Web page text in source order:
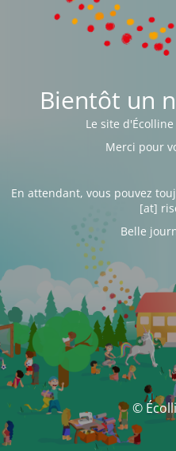
Bientôt un
Le site
Merci pour
En attendant, vous pouvez
[at]
Belle
©